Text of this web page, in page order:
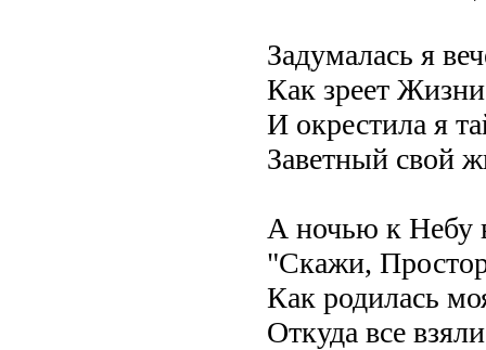
Задумалась я
Как зреет
И окрестила я
Заветный свой
А ночью к Небу
"Скажи,
Как родилась
Откуда все